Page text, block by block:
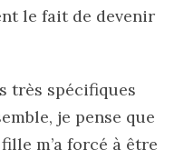
le fait de devenir
très spécifiques
je pense que
m’a forcé à être